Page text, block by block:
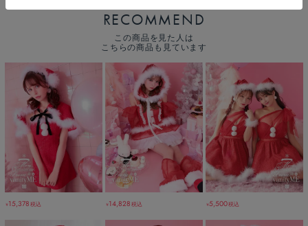
RECOMMEND
この商品を見た人は
こちらの商品も見ています
￥15,378税込 ￥14,828税込 ￥5,500税込